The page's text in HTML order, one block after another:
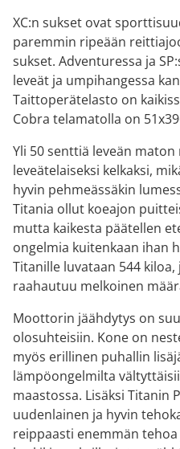
XC:n sukset ovat
paremmin ripeään
sukset. Adventuressa ja
leveät ja umpihangessa
Taittoperätelasto on
Cobra telamatolla on
Yli 50 senttiä leveän
leveätelaiseksi kelkaksi,
hyvin pehmeässäkin
Titania ollut koeajon
mutta kaikesta päätellen
ongelmia kuitenkaan ihan
Titanille luvataan 544
raahautuu melkoinen
Moottorin jäähdytys on
olosuhteisiin. Kone on
myös erillinen puhallin
lämpöongelmilta
maastossa. Lisäksi Titanin
uudenlainen ja hyvin
reippaasti enemmän